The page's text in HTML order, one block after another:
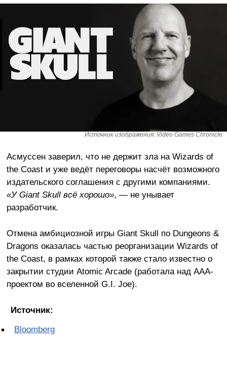
Источник изображения: Video Games Chronicle
Асмуссен заверил, что не держит зла на Wizards of
the Coast и уже ведёт переговоры насчёт возможного
издательского соглашения с другими компаниями.
«У Giant Skull всё хорошо», — не унывает
разработчик.
Отмена амбициозной игры Giant Skull по Dungeons &
Dragons оказалась частью реорганизации Wizards of
the Coast, в рамках которой также стало известно о
закрытии студии Atomic Arcade (работала над AAA-
проектом во вселенной G.I. Joe).
Источник:
Bloomberg